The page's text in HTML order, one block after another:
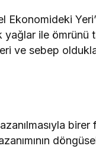
Ekonomideki
yağlar ile ömrünü
ve sebep